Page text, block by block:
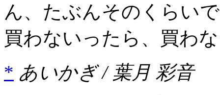
ん、たぶんそのくらい
買わないったら、買わ
* あいかぎ / 葉月 彩音